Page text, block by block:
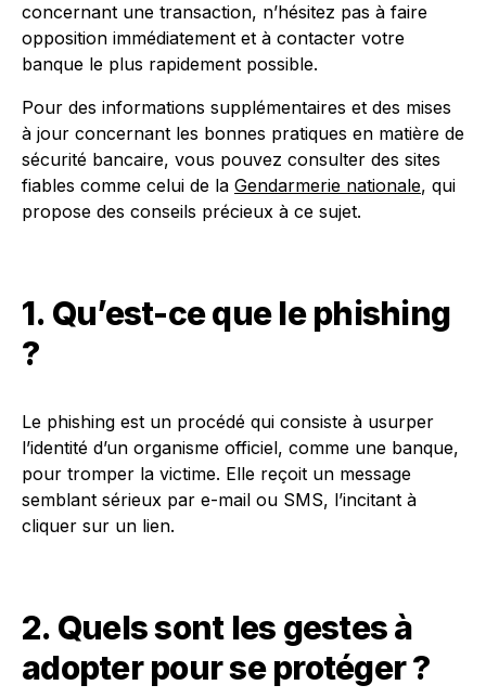
concernant une transaction, n’hésitez pas à faire
opposition immédiatement et à contacter votre
banque le plus rapidement possible.
Pour des informations supplémentaires et des mises
à jour concernant les bonnes pratiques en matière de
sécurité bancaire, vous pouvez consulter des sites
fiables comme celui de la Gendarmerie nationale, qui
propose des conseils précieux à ce sujet.
1. Qu’est-ce que le phishing
?
Le phishing est un procédé qui consiste à usurper
l’identité d’un organisme officiel, comme une banque,
pour tromper la victime. Elle reçoit un message
semblant sérieux par e-mail ou SMS, l’incitant à
cliquer sur un lien.
2. Quels sont les gestes à
adopter pour se protéger ?